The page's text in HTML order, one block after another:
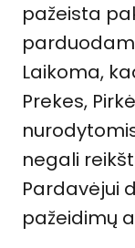
pažeista
Laikoma,
Prekes,
negali
Pardavėjui
pažeidimų